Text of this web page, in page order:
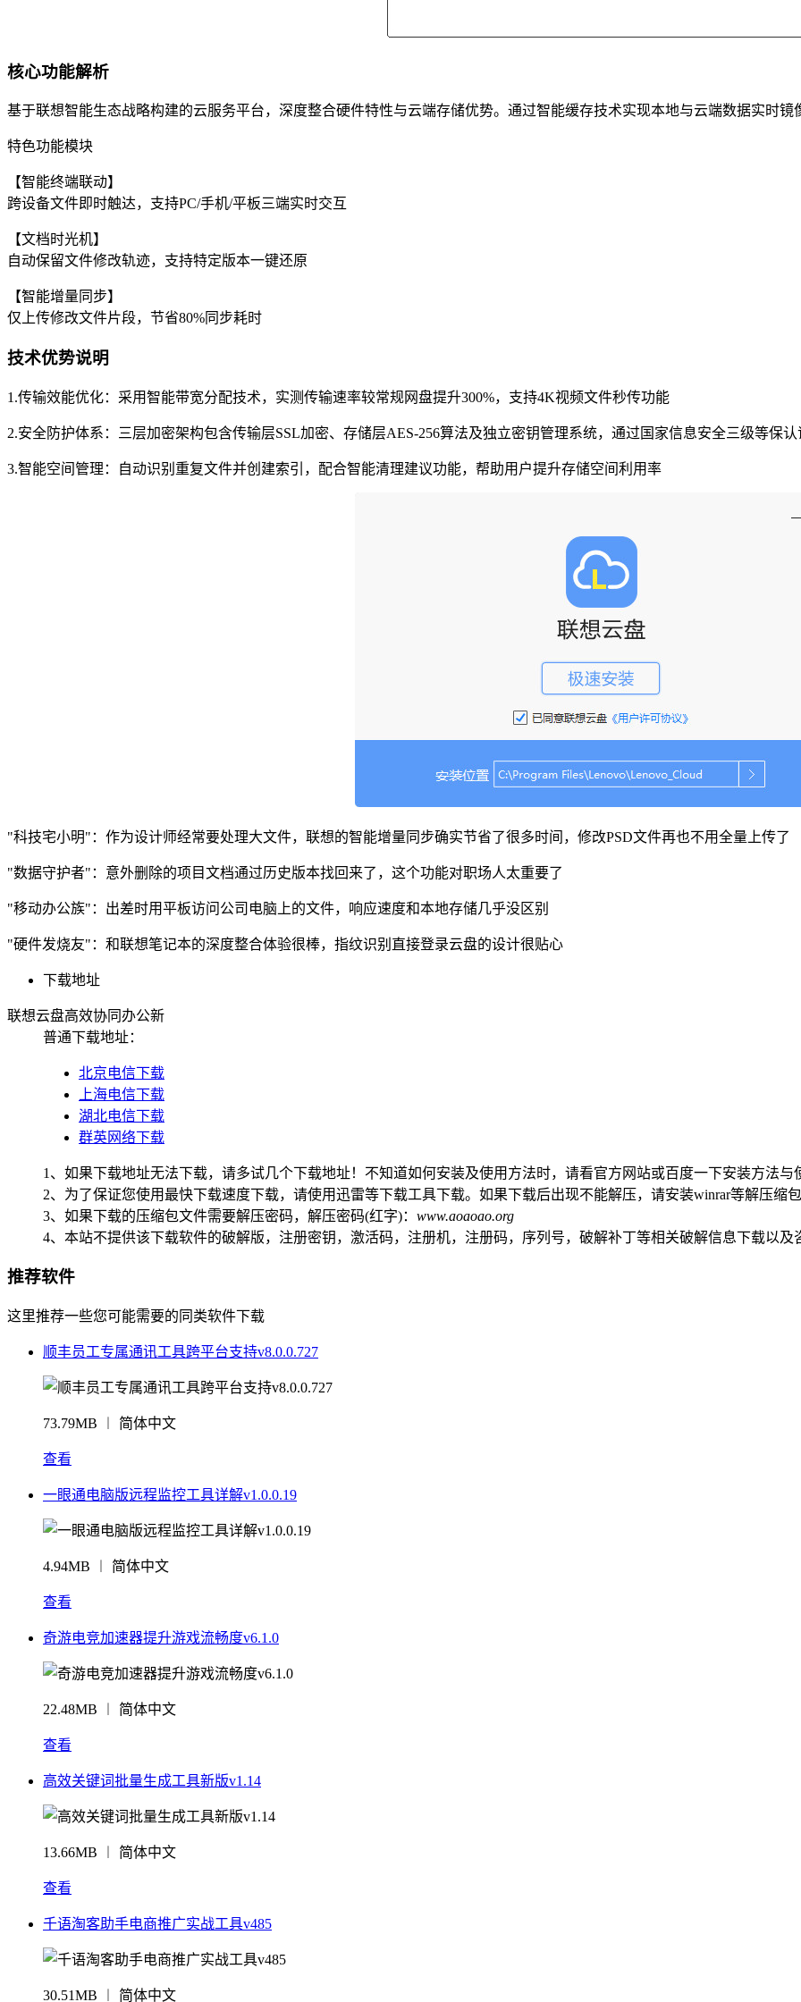
核心功能解析
基于联想智能生态战略构建的云服务平台，深度整合硬件特性与云端存储优势。通过智能缓存技术实现本地与云端数据实时
特色功能模块
【智能终端联动】
跨设备文件即时触达，支持PC/手机/平板三端实时交互
【文档时光机】
自动保留文件修改轨迹，支持特定版本一键还原
【智能增量同步】
仅上传修改文件片段，节省80%同步耗时
技术优势说明
1.传输效能优化：采用智能带宽分配技术，实测传输速率较常规网盘提升300%，支持4K视频文件秒传功能
2.安全防护体系：三层加密架构包含传输层SSL加密、存储层AES-256算法及独立密钥管理系统，通过国家信息安全三级等保认
3.智能空间管理：自动识别重复文件并创建索引，配合智能清理建议功能，帮助用户提升存储空间利用率
"科技宅小明"：作为设计师经常要处理大文件，联想的智能增量同步确实节省了很多时间，修改PSD文件再也不用全量上传了
"数据守护者"：意外删除的项目文档通过历史版本找回来了，这个功能对职场人太重要了
"移动办公族"：出差时用平板访问公司电脑上的文件，响应速度和本地存储几乎没区别
"硬件发烧友"：和联想笔记本的深度整合体验很棒，指纹识别直接登录云盘的设计很贴心
下载地址
联想云盘高效协同办公新
普通下载地址：
北京电信下载
上海电信下载
湖北电信下载
群英网络下载
1、如果下载地址无法下载，请多试几个下载地址！不知道如何安装及使用方法时，请看官方网站或百度一下安装方法与
2、为了保证您使用最快下载速度下载，请使用迅雷等下载工具下载。如果下载后出现不能解压，请安装winrar等解压缩
3、如果下载的压缩包文件需要解压密码，解压密码(红字)： www.aoaoao.org
4、本站不提供该下载软件的破解版，注册密钥，激活码，注册机，注册码，序列号，破解补丁等相关破解信息下载以及
推荐软件
这里推荐一些您可能需要的同类软件下载
顺丰员工专属通讯工具跨平台支持v8.0.0.727
73.79MB ︱ 简体中文
查看
一眼通电脑版远程监控工具详解v1.0.0.19
4.94MB ︱ 简体中文
查看
奇游电竞加速器提升游戏流畅度v6.1.0
22.48MB ︱ 简体中文
查看
高效关键词批量生成工具新版v1.14
13.66MB ︱ 简体中文
查看
千语淘客助手电商推广实战工具v485
30.51MB ︱ 简体中文